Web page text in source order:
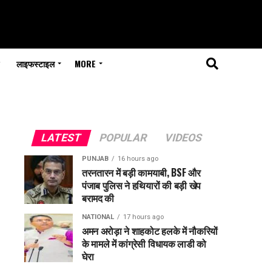
लाइफस्टाइल MORE
LATEST POPULAR VIDEOS
PUNJAB 16 hours ago
तरनतारन में बड़ी कामयाबी, BSF और
पंजाब पुलिस ने हथियारों की बड़ी खेप
बरामद की
NATIONAL 17 hours ago
अमन अरोड़ा ने शाहकोट हलके में नौकरियों
के मामले में कांग्रेसी विधायक लाडी को
घेरा